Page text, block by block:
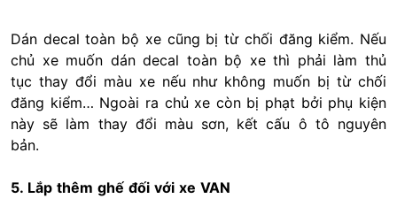
Dán decal toàn bộ xe cũng bị từ chối đăng kiểm. Nếu
chủ xe muốn dán decal toàn bộ xe thì phải làm thủ
tục thay đổi màu xe nếu như không muốn bị từ chối
đăng kiểm… Ngoài ra chủ xe còn bị phạt bởi phụ kiện
này sẽ làm thay đổi màu sơn, kết cấu ô tô nguyên
bản.
5. Lắp thêm ghế đối với xe VAN